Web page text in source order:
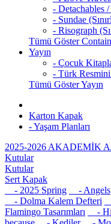
- Detachables /
- Sundae
- Risograph
Tümü Göster
Yayın
- Çocuk
- Türk
Tümü Göster Yayın
Karton Kapak
- Yaşam Planları
2025-2026 AKADEMİK
Kutular
Kutular
Sert Kapak
- 2025 Spring
- Angels
- Dolma Kalem Defteri
Flamingo Tasarımları
-